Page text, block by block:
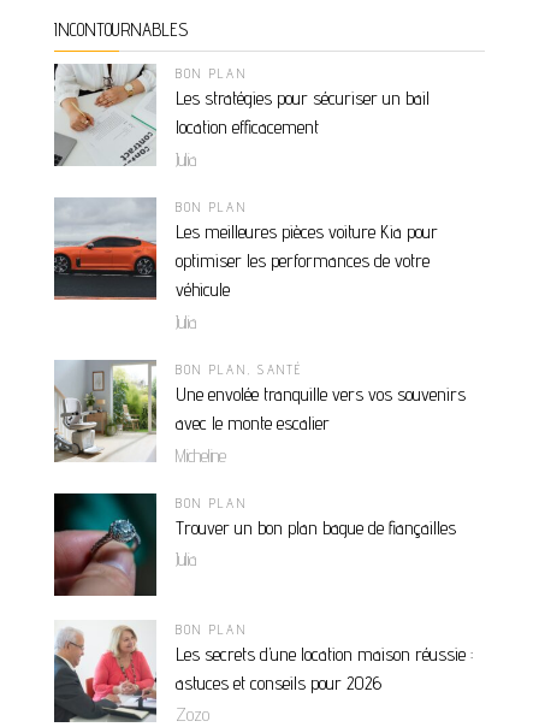
INCONTOURNABLES
BON PLAN
Les stratégies pour sécuriser un bail
location efficacement
Julia
BON PLAN
Les meilleures pièces voiture Kia pour
optimiser les performances de votre
véhicule
Julia
BON PLAN ,SANTÉ
Une envolée tranquille vers vos souvenirs
avec le monte escalier
Micheline
BON PLAN
Trouver un bon plan bague de fiançailles
Julia
BON PLAN
Les secrets d’une location maison réussie :
astuces et conseils pour 2026
Zozo